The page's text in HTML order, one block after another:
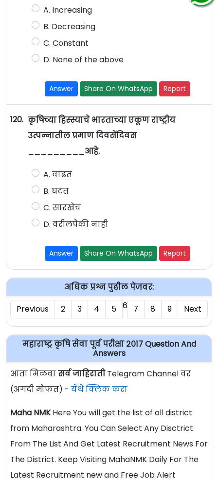
A. Increasing
B. Decreasing
C. Constant
D. None of the above
Answer Share On WhatsApp Report
120. कृषिच्या हिस्स्याचे भारताच्या एकूण राष्ट्रीय
उत्पन्नातील प्रमाण दिवसेंदिवस
_________आहे.
A. वाढत
B. घटत
C. सारखेच
D. वरीलपैकी नाही
Answer Share On WhatsApp Report
अधिक प्रश्न पुढील पेजवर:
Previous
2 3 4 5 6 7 8 9 Next
महाराष्ट्र कृषि सेवा पूर्व परीक्षा २०१७ Question And
Answers
आता मिळवासर्व जाहिरातीTelegram Channel वर
(अगदी मोफत) - येथे क्लिक करा
Maha NMKHere You will get the list of all district
from Maharashtra. You Can Select Any Disctrict
From The List And Get Latest Recruitment News For
The District. Keep Visiting MahaNMK Daily For The
Latest Recruitment new and Free Job Alert